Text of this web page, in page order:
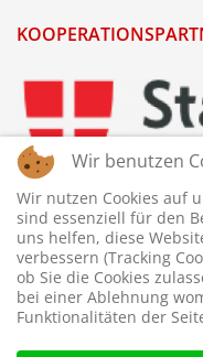
Wir benutzen
Wir nutzen Cookies auf
sind essenziell für den
uns helfen, diese
verbessern (Tracking
ob Sie die Cookies
bei einer Ablehnung
Funktionalitäten der